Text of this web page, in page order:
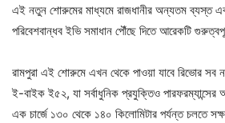
এই নতুন শোরুমের মাধ্যমে রাজধানীর অন্যতম ব্যস্ত
পরিবেশবান্ধব ইভি সমাধান পৌঁছে দিতে আরেকটি
রামপুরা এই শোরুমে এখন থেকে পাওয়া যাবে রিভোর সব
ই-বাইক ই৫২, যা সর্বাধুনিক প্রযুক্তিও
এক চার্জে ১৩০ থেকে ১৪০ কিলোমিটার পর্যন্ত চলতে